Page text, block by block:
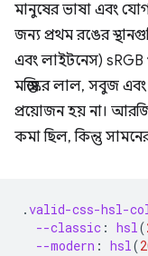
মানুষের ভাষা এবং
জন্য প্রথম রঙের
এবং লাইটনেস)
মস্তিষ্কের লাল, সবুজ
প্রয়োজন হয় না।
কমা ছিল, কিন্তু
.valid-css-hsl-
--classic : hsl(
--modern : hsl(